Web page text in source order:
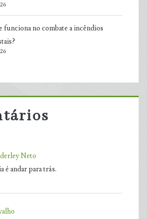
funciona no combate a incêndios
Neto
é andar para trás.